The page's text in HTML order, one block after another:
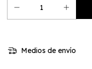
Medios de envío